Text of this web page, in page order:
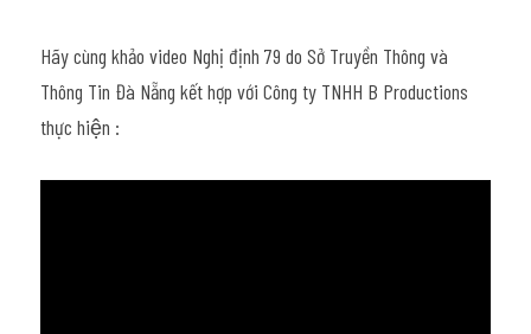
Hãy cùng khảo video Nghị định 79 do Sở Truyền Thông và
Thông Tin Đà Nẵng kết hợp với Công ty TNHH B Productions
thực hiện :